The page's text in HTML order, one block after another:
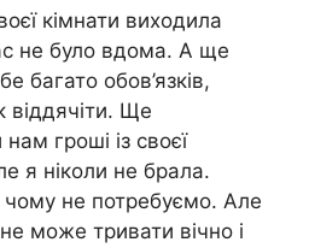
кімнати виходила
не було вдома. А ще
багато обов’язків,
віддячіти. Ще
гроші із своєї
я ніколи не брала.
чому не потребуємо. Але
може тривати вічно і